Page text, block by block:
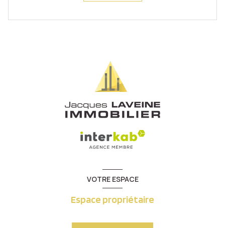
VOTRE ESPACE
Espace propriétaire